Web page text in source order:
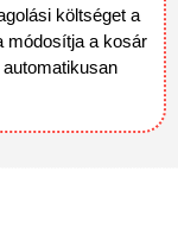
költséget a
módosítja a kosár